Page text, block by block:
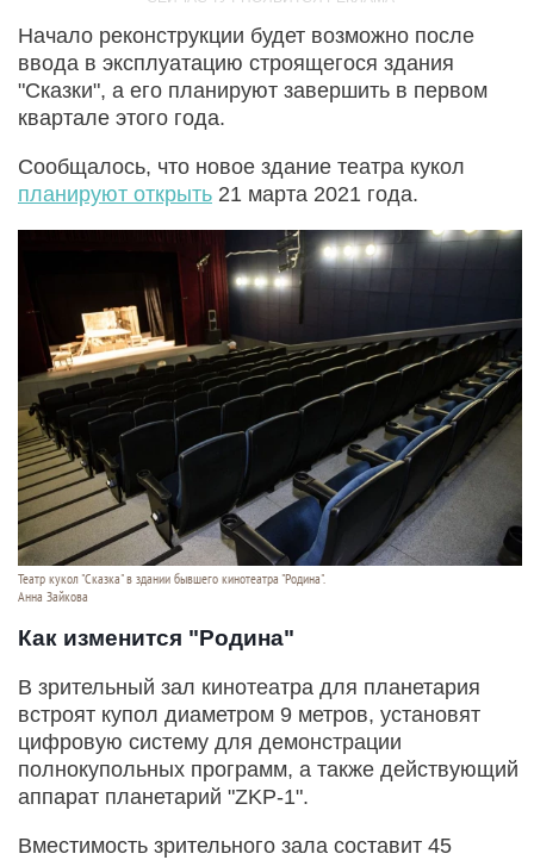
Начало реконструкции будет возможно после
ввода в эксплуатацию строящегося здания
"Сказки", а его планируют завершить в первом
квартале этого года.
Сообщалось, что новое здание театра кукол
планируют открыть 21 марта 2021 года.
Театр кукол "Сказка" в здании бывшего кинотеатра "Родина".
Анна Зайкова
Как изменится "Родина"
В зрительный зал кинотеатра для планетария
встроят купол диаметром 9 метров, установят
цифровую систему для демонстрации
полнокупольных программ, а также действующий
аппарат планетарий "ZKP-1".
Вместимость зрительного зала составит 45